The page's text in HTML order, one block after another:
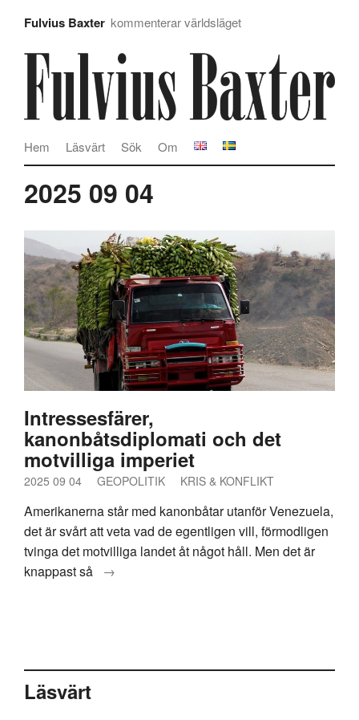
Fulvius Baxter kommenterar världsläget
Om
Sök
Läsvärt
Hem
2025 09 04
Intressesfärer,
kanonbåtsdiplomati och det
motvilliga imperiet
2025 09 04 GEOPOLITIK KRIS & KONFLIKT
Amerikanerna står med kanonbåtar utanför Venezuela,
det är svårt att veta vad de egentligen vill, förmodligen
tvinga det motvilliga landet åt något håll. Men det är
knappast så
→
Läsvärt